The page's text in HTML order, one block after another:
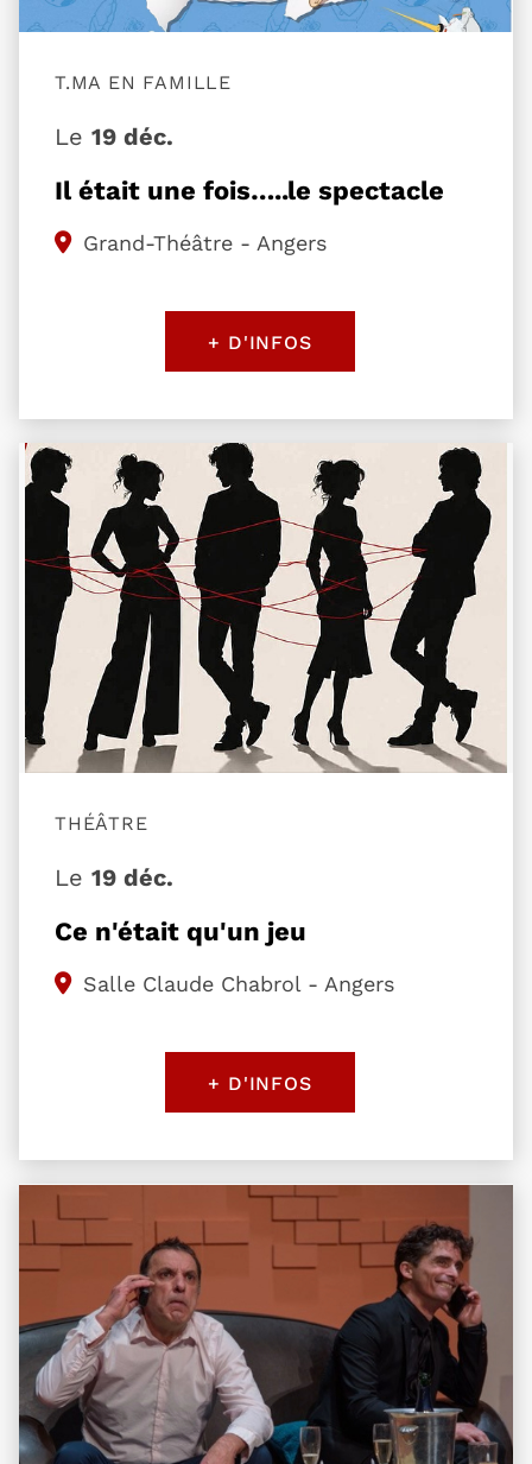
Il était une fois…..le spectacle
T.MA EN FAMILLE
Le 19 déc.
Grand-Théâtre - Angers
+ D'INFOS
Ce n'était qu'un jeu
THÉÂTRE
Le 19 déc.
Salle Claude Chabrol - Angers
+ D'INFOS
Plus d'information sur l'évènement Ce n'était
Plus d'information sur l'évènement Rupture à